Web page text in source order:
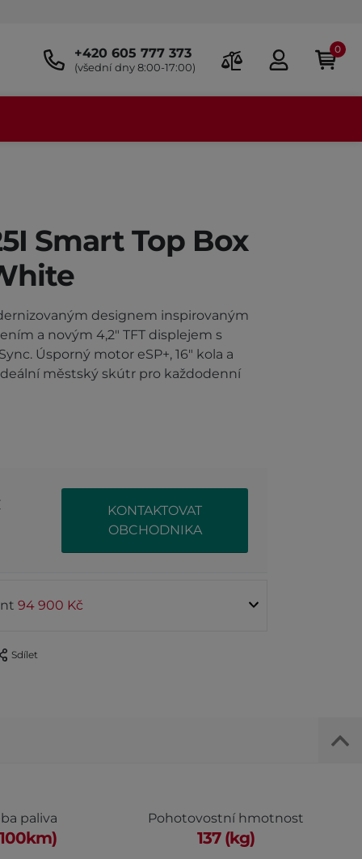
+420 605 777 373
(všední dny 8:00-17:00)
0
Smart Top Box
designem inspirovaným
a novým 4,2" TFT displejem s
Úsporný motor eSP+, 16" kola a
městský skútr pro každodenní
KONTAKTOVAT
OBCHODNIKA
94 900 Kč
Sdílet
paliva Pohotovostní hmotnost
137 (kg)